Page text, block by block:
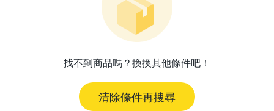
找不到商品嗎？換換其他條件吧！
清除條件再搜尋